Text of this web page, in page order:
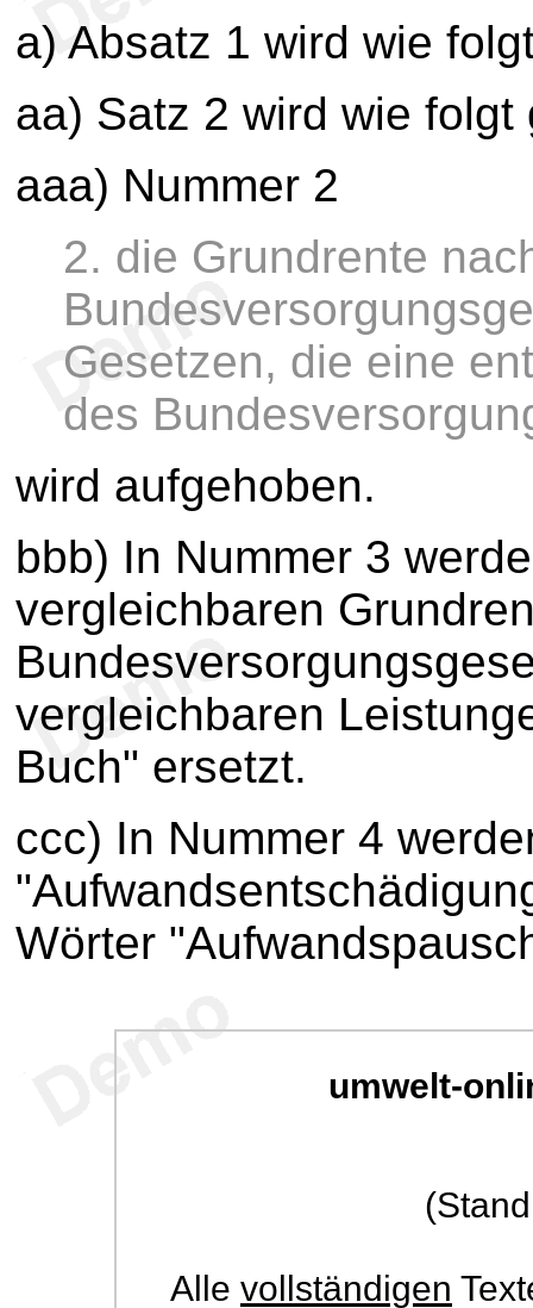
a) Absatz 1 wird wie
aa) Satz 2 wird wie folgt
aaa) Nummer 2
2. die Grundrente
Gesetzen, die eine
des
wird aufgehoben.
bbb) In Nummer 3
vergleichbaren
vergleichbaren
Buch" ersetzt.
ccc) In Nummer 4
Wörter
umwelt-
Alle vollständigen